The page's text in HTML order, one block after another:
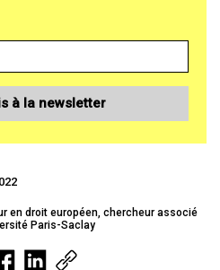
à la newsletter
en droit européen, chercheur associé
Paris-Saclay